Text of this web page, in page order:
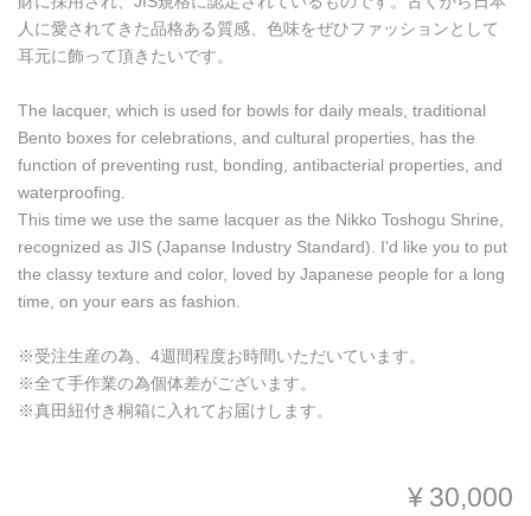
人に愛されてきた品格ある質感、色味をぜひファッションとして
耳元に飾って頂きたいです。
The lacquer, which is used for bowls for daily meals, traditional
Bento boxes for celebrations, and cultural properties, has the
function of preventing rust, bonding, antibacterial properties, and
waterproofing.
This time we use the same lacquer as the Nikko Toshogu Shrine,
recognized as JIS (Japanse Industry Standard). I'd like you to put
the classy texture and color, loved by Japanese people for a long
time, on your ears as fashion.
※受注生産の為、4週間程度お時間いただいています。
※全て手作業の為個体差がございます。
※真田紐付き桐箱に入れてお届けします。
¥30,000